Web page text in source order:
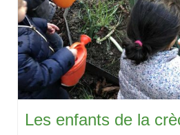
Les enfants de la